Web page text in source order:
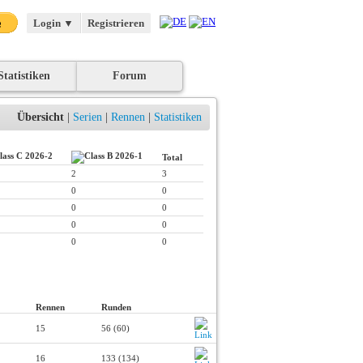
Login ▼ Registrieren
Forum
Übersicht Serien Rennen Statistiken
Total
2
3
0
0
0
0
0
0
0 0
Rennen Runden
15 56 (60)
16 133 (134)